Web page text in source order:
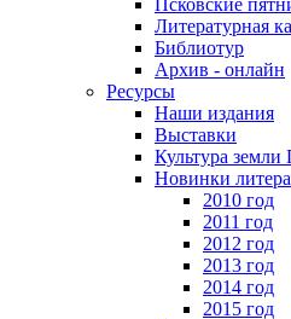
Псковские
Литературная
Библиотур
Архив - онлайн
Ресурсы
Наши издания
Выставки
Культура земли
Новинки
2010 год
2011 год
2012 год
2013 год
2014 год
2015 год